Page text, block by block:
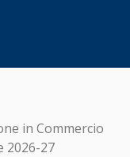
in Commercio
2026-27